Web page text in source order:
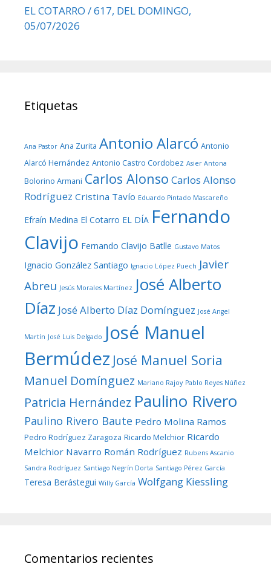
EL COTARRO / 617, DEL DOMINGO,
05/07/2026
Etiquetas
Ana Pastor Ana Zurita Antonio Alarcó Antonio
Alarcó Hernández Antonio Castro Cordobez Asier Antona
Bolorino Armani Carlos Alonso Carlos Alonso
Rodríguez Cristina Tavío Eduardo Pintado Mascareño
Efraín Medina El Cotarro EL DÍA Fernando
Clavijo Fernando Clavijo Batlle Gustavo Matos
Ignacio González Santiago Ignacio López Puech Javier
Abreu Jesús Morales Martínez José Alberto
Díaz José Alberto Díaz Domínguez José Angel
Martín José Luis Delgado José Manuel
Bermúdez José Manuel Soria
Manuel Domínguez Mariano Rajoy Pablo Reyes Núñez
Patricia Hernández Paulino Rivero
Paulino Rivero Baute Pedro Molina Ramos
Pedro Rodríguez Zaragoza Ricardo Melchior Ricardo
Melchior Navarro Román Rodríguez Rubens Ascanio
Sandra Rodríguez Santiago Negrín Dorta Santiago Pérez García
Teresa Berástegui Willy García Wolfgang Kiessling
Comentarios recientes